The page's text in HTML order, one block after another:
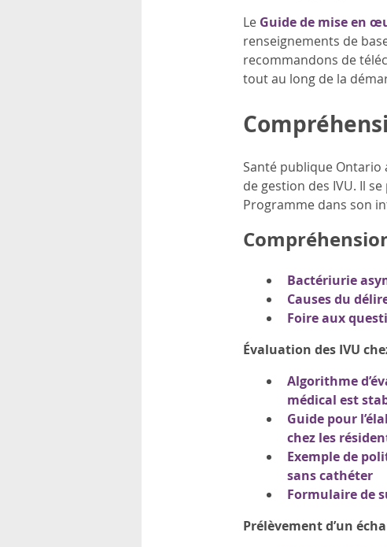
Le Guide de mise en
renseignements de
recommandons de
tout au long de la
Santé publique
de gestion des IVU. Il
Programme dans son
Bactériurie
Causes du
Foire aux
Évaluation des IVU
Algorithme
médical est
Guide pour
chez les
Exemple de
sans cathéter
Formulaire de
Prélèvement d’un